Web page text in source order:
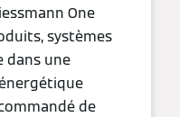
One
systèmes
dans une
de